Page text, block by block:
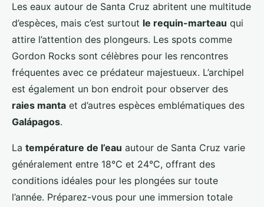
Les eaux autour de Santa Cruz abritent une multitude
d’espèces, mais c’est surtout le requin-marteau qui
attire l’attention des plongeurs. Les spots comme
Gordon Rocks sont célèbres pour les rencontres
fréquentes avec ce prédateur majestueux. L’archipel
est également un bon endroit pour observer des
raies manta et d’autres espèces emblématiques des
Galápagos.
La température de l’eau autour de Santa Cruz varie
généralement entre 18°C et 24°C, offrant des
conditions idéales pour les plongées sur toute
l’année. Préparez-vous pour une immersion totale